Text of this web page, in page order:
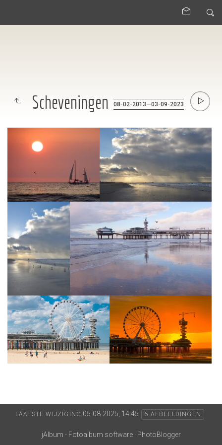
Scheveningen 08-02-2013—03-09-2023
LAATSTE WIJZIGING 05-08-2025, 14:45 6 AFBEELDINGEN
jAlbum - Fotoalbum software· PhotoBlogger